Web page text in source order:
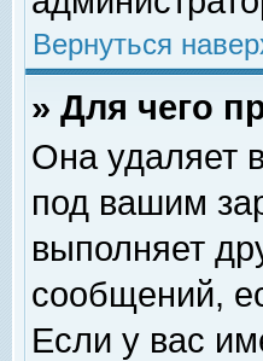
Вернуться
» Для чего
Она удаляет
под вашим
выполняет
сообщений,
Если у вас